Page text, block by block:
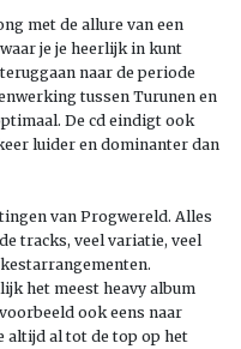
met de allure van een
je je heerlijk in kunt
naar de periode
tussen Turunen en
De cd eindigt ook
luider en dominanter dan
van Progwereld. Alles
tracks, veel variatie, veel
het meest heavy album
ook eens naar
altijd al tot de top op het